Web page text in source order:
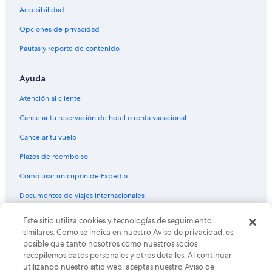
Vuelos de Cancún (CUN) a Fort Myers (FMY)
Vuelos de Denver (DEN) a Fort Myers (FMY)
Vuelos de Dallas (DFW) a Fort Myers (FMY)
(FMY)
Vuelos de Detroit (DTW) a Fort Myers (FMY)
Vuelos de El Paso (ELP) a Fort Myers (FMY)
Vuelos de Houston (HOU) a Fort Myers (FMY)
Vuelos de Indianápolis (IND) a Fort Myers (FMY)
Vuelos de Nueva York (JFK) a Fort Myers (FMY)
Vuelos de Los Ángeles (LAX) a Fort Myers (FMY)
Accesibilidad
Opciones de privacidad
Pautas y reporte de contenido
Ayuda
Atención al cliente
Cancelar tu reservación de hotel o renta vacacional
Cancelar tu vuelo
Plazos de reembolso
Cómo usar un cupón de Expedia
Documentos de viajes internacionales
© 2026 Expedia, Inc., una empresa de Expedia Group. Todos los
derechos reservados. Expedia y el logo de Expedia son marcas
registradas o marcas comerciales de Expedia, Inc. CST# 2029030-50.
Este sitio utiliza cookies y tecnologías de seguimiento
similares. Como se indica en nuestro Aviso de privacidad, es
posible que tanto nosotros como nuestros socios
recopilemos datos personales y otros detalles. Al continuar
utilizando nuestro sitio web, aceptas nuestro Aviso de